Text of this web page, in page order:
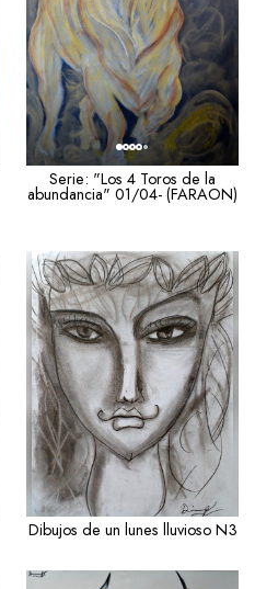
Serie: "Los 4 Toros de la
abundancia" 01/04- (FARAON)
Dibujos de un lunes lluvioso N3